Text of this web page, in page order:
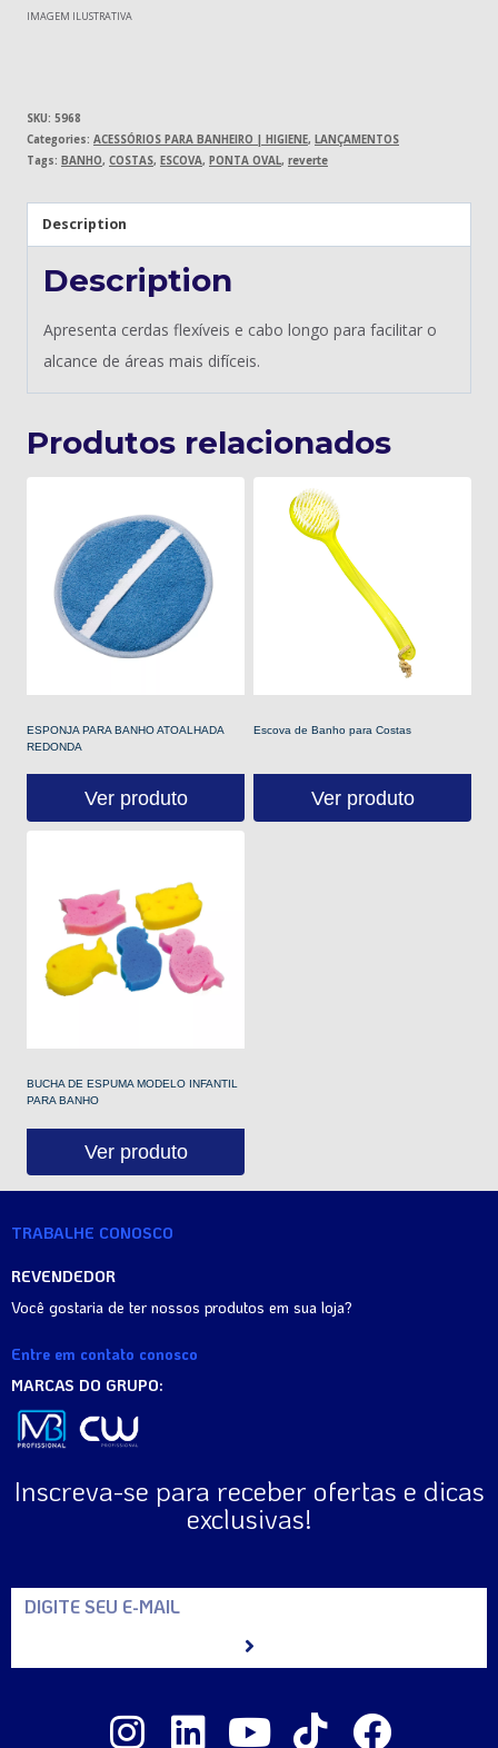
IMAGEM ILUSTRATIVA
SKU: 5968
Categories: ACESSÓRIOS PARA BANHEIRO | HIGIENE, LANÇAMENTOS
Tags: BANHO, COSTAS, ESCOVA, PONTA OVAL, reverte
Description
Description
Apresenta cerdas flexíveis e cabo longo para facilitar o
alcance de áreas mais difíceis.
Produtos relacionados
ESPONJA PARA BANHO ATOALHADA
REDONDA
Ver produto
Escova de Banho para Costas
Ver produto
BUCHA DE ESPUMA MODELO INFANTIL
PARA BANHO
Ver produto
TRABALHE CONOSCO
REVENDEDOR
Você gostaria de ter nossos produtos em sua loja?
Entre em contato conosco
MARCAS DO GRUPO:
Inscreva-se para receber ofertas e dicas
exclusivas!